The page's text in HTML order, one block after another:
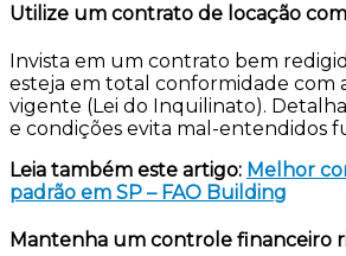
Utilize um contrato de locação
Invista em um contrato bem
esteja em total conformidade com
vigente (Lei do Inquilinato).
e condições evita mal-entendidos
Leia também este artigo: Melhor
padrão em SP – FAO Building
Mantenha um controle financeiro